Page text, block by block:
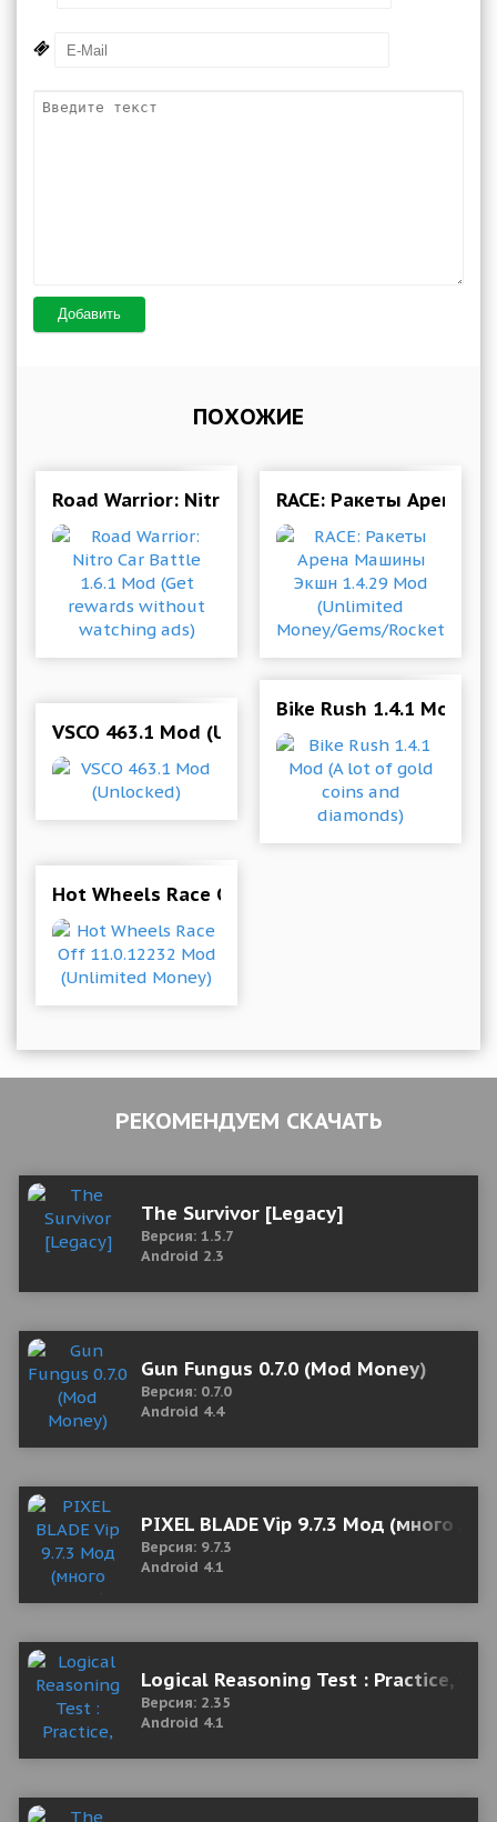
Добавить
ПОХОЖИЕ
Road Warrior: Nitro Car Battle 1.6.1 Mod (Get
RACE: Ракеты Арена
VSCO 463.1 Mod (Unlocked)
Bike Rush 1.4.1 Mod
Hot Wheels Race Off 11.0.12232 Mod
РЕКОМЕНДУЕМ СКАЧАТЬ
The Survivor [Legacy]
Версия: 1.5.7
Android 2.3
Gun Fungus 0.7.0 (Mod Money)
Версия: 0.7.0
Android 4.4
PIXEL BLADE Vip 9.7.3 Мод (много
Версия: 9.7.3
Android 4.1
Logical Reasoning Test : Practice,
Версия: 2.35
Android 4.1